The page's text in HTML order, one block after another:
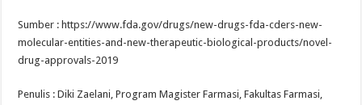
Sumber : https://www.fda.gov/drugs/new-drugs-fda-cders-new-
molecular-entities-and-new-therapeutic-biological-products/novel-
drug-approvals-2019
Penulis : Diki Zaelani, Program Magister Farmasi, Fakultas Farmasi,